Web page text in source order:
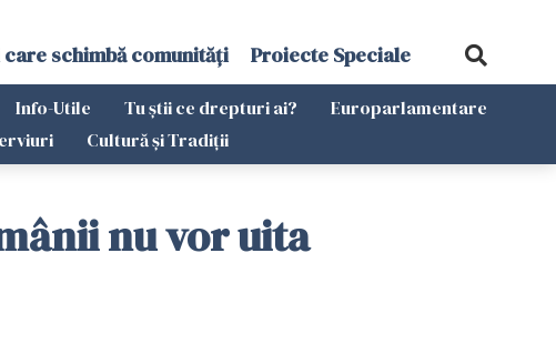
care schimbă comunități Proiecte Speciale
Info-Utile Tu știi ce drepturi ai?
Europarlamentare
Cultură și Tradiții
nu vor uita